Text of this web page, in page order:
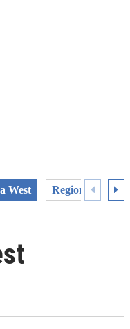
West Regionalliga